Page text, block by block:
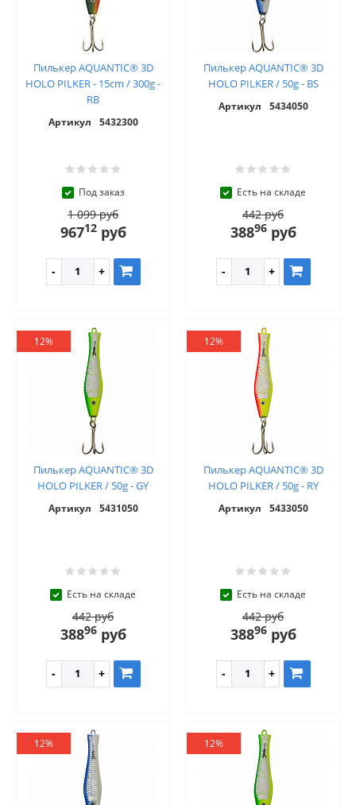
Пилькер AQUANTIC® 3D
HOLO PILKER - 15cm / 300g -
RB
Артикул 5432300
Под заказ
1 099 руб
96712руб
Пилькер AQUANTIC® 3D
HOLO PILKER / 50g - BS
Артикул 5434050
Есть на складе
442 руб
38896руб
12%
Пилькер AQUANTIC® 3D
HOLO PILKER / 50g - GY
Артикул 5431050
Есть на складе
442 руб
38896руб
12%
Пилькер AQUANTIC® 3D
HOLO PILKER / 50g - RY
Артикул 5433050
Есть на складе
442 руб
38896руб
12% 12%